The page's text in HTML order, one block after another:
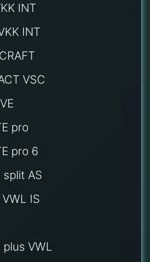
INT
INT
VSC
pro
pro 6
split AS
IS
plus VWL